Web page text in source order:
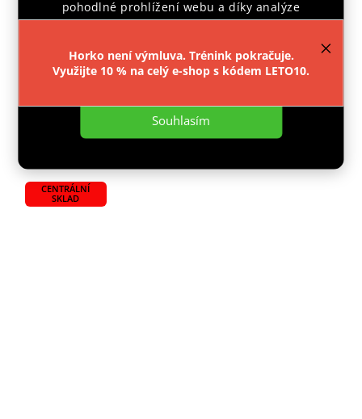
pohodlné prohlížení webu a díky analýze
provozu webu neustále zlepšovali jeho funkce,
Nastavení
Souhlasím
Horko není výmluva. Trénink pokračuje.
Využijte 10 % na celý e-shop s kódem LETO10.
Dodáme do 4 - 7 dní
499 Kč
–30 %
349 Kč
CENTRÁLNÍ
SKLAD